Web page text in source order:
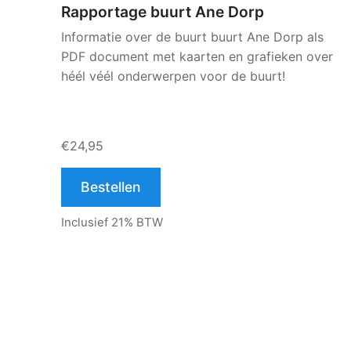
Rapportage buurt Ane Dorp
Informatie over de buurt buurt Ane Dorp als
PDF document met kaarten en grafieken over
héél véél onderwerpen voor de buurt!
€24,95
Bestellen
Inclusief 21% BTW